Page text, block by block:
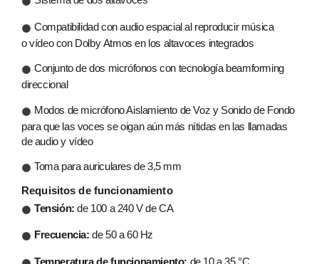
Compatibilidad con audio espacial al reproducir música
o vídeo con Dolby Atmos en los altavoces integrados
Conjunto de dos micrófonos con tecnología beamforming
direccional
Modos de micrófono Aislamiento de Voz y Sonido de Fondo
para que las voces se oigan aún más nítidas en las llamadas
de audio y vídeo
Toma para auriculares de 3,5 mm
Requisitos de funcionamiento
Tensión: de 100 a 240 V de CA
Frecuencia: de 50 a 60 Hz
Temperatura de funcionamiento: de 10 a 35 °C